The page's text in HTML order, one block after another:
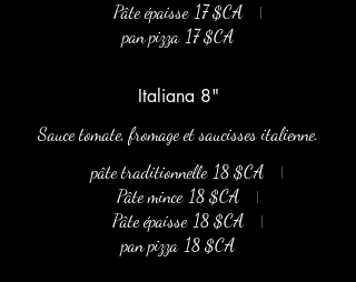
Pâte épaisse 17 $CA
pan pizza 17 $CA
Italiana 8"
Sauce tomate, fromage et saucisses italienne.
pâte traditionnelle 18 $CA
Pâte mince 18 $CA
Pâte épaisse 18 $CA
pan pizza 18 $CA